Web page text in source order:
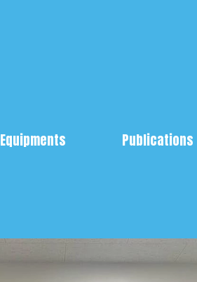
Equipments Publications